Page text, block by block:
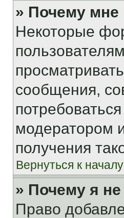
» Почему
Некоторые
сообщения,
модератором
получения
Вернуться к началу
» Почему я
Право